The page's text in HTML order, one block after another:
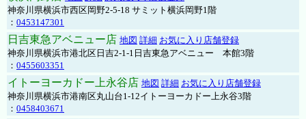
神奈川県横浜市西区岡野2-5-18 サミット横浜岡野1階
： 0453147301
日吉東急アベニュー店 地図 詳細 お気に入り店舗登録
神奈川県横浜市港北区日吉2-1-1日吉東急アベニュー 本館3階
： 0455603351
イトーヨーカドー上永谷店 地図 詳細 お気に入り店舗登録
神奈川県横浜市港南区丸山台1-12イトーヨーカドー上永谷3階
： 0458403671